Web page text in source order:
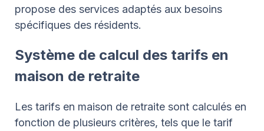
propose des services adaptés aux besoins
spécifiques des résidents.
Système de calcul des tarifs en
maison de retraite
Les tarifs en maison de retraite sont calculés en
fonction de plusieurs critères, tels que le tarif